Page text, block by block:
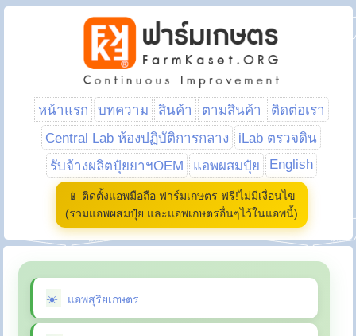
หน้าแรก บทความ สินค้า ตามสินค้า
ติดต่อเรา
Central Lab ห้องปฏิบัติการกลาง
iLab ตรวจดิน
รับจ้างผลิตปุ๋ยยาฯOEM
แอพผสมปุ๋ย English
📱 ติดตั้งแอพมือถือ ฟาร์มเกษตร ฟรี!ไม่มีเงื่อนไข
(รวมแอพผสมปุ๋ย และแอพเกษตรอื่นๆไว้ในแอพนี้)
แอพสุริยเกษตร